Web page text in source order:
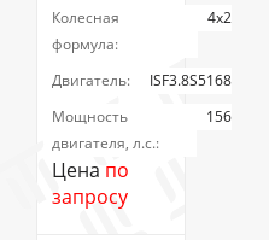
Колесная
формула:
4х2
Двигатель:
ISF3.8S5168
Мощность
двигателя, л.с.:
156
Цена по
запросу